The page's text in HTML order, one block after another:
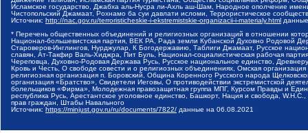
Исламское государство, Джабха аль-Нусра ли-Ахль аш-Шам, Народное ополчение
Чистопольский Джамаат, Рохнамо ба суи давлати исломи, Террористическое
Источник: http://nac.gov.ru/terroristicheskie-i-ekstremistskie-organizacii-i-materialy.html
* Перечень общественных объединений и религиозных организаций в отношении
Национал-большевистская партия, ВЕК РА, Рада земли Кубанской Духовно Родовой
Староверов-Инглингов, Нурджулар, К Богодержавию, Таблиги Джамаат, Русское
славян, Ат-Такфир Валь-Хиджра, Пит Буль, Национал-социалистическая рабочая
Череповца, Духовно-Родовая Держава Русь, Русское национальное единство,
Кровь и Честь, О свободе совести и о религиозных объединениях, Омская
религиозная организация п. Боровский, Община Коренного Русского народа
организация «Братство», Свидетели Иеговы, О противодействии экстремистской
болельщиков «Фирма», Молодежная правозащитная группа МПГ, Курсом Правды и
республика Русь, Арестантское уголовное единство, Башкорт, Нация и свобода,
прав граждан, Штабы Навального
Источник: https://minjust.gov.ru/ru/documents/7822/ данные на 06.08.2021